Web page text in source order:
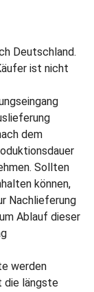
Deutschland.
ist nicht
dem
Sollten
können,
Nachlieferung
Ablauf dieser
werden
die längste